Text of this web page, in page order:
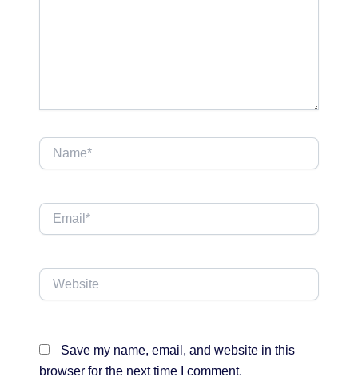
Name*
Email*
Website
Save my name, email, and website in this
browser for the next time I comment.